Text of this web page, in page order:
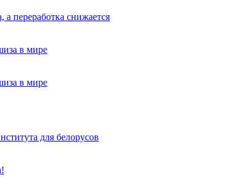
а переработка снижается
в мире
в мире
для белорусов